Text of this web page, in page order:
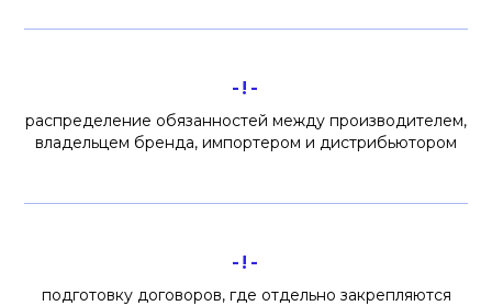
-!-
распределение обязанностей между производителем,
владельцем бренда, импортером и дистрибьютором
-!-
подготовку договоров, где отдельно закрепляются